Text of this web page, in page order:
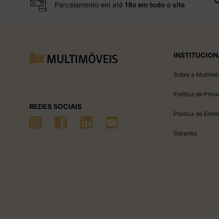
Parcelamento em até 18x em todo o site
REDES SOCIAIS
Sobre a
Política de
Política de
Garantia